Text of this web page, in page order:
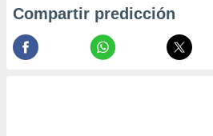
Compartir predicción